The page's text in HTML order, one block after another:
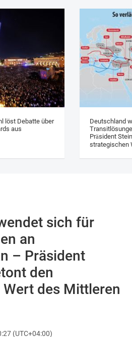
löst Debatte über
aus
Deutschland
Präsident
strategischen
sich für
an
– Präsident
den
des Mittleren
(UTC+04:00)